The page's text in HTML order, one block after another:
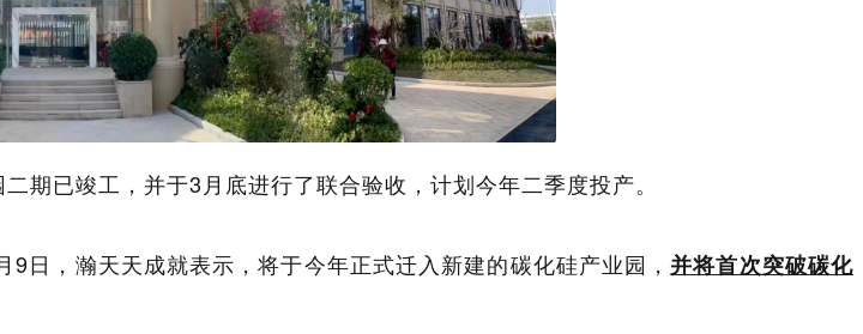
期已竣工，并于3月底进行了联合验收，计划今年二季度投产。
，瀚天天成就表示，将于今年正式迁入新建的碳化硅产业园， 并将首次突破碳化